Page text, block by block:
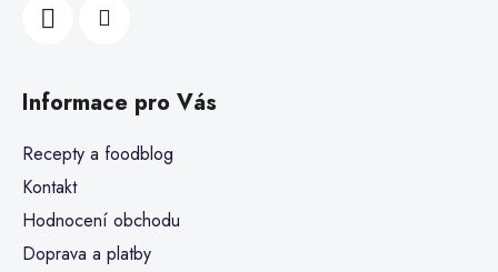
Informace pro Vás
Recepty a foodblog
Kontakt
Hodnocení obchodu
Doprava a platby